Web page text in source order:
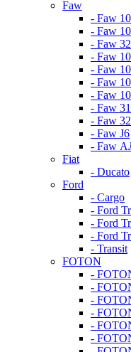
Faw
- Faw
- Faw
- Faw
- Faw
- Faw
- Faw
- Faw
- Faw
- Faw
- Faw J6
- Faw
Fiat
- Ducato
Ford
- Cargo
- Ford
- Ford
- Ford
- Transit
FOTON
-
-
-
-
-
-